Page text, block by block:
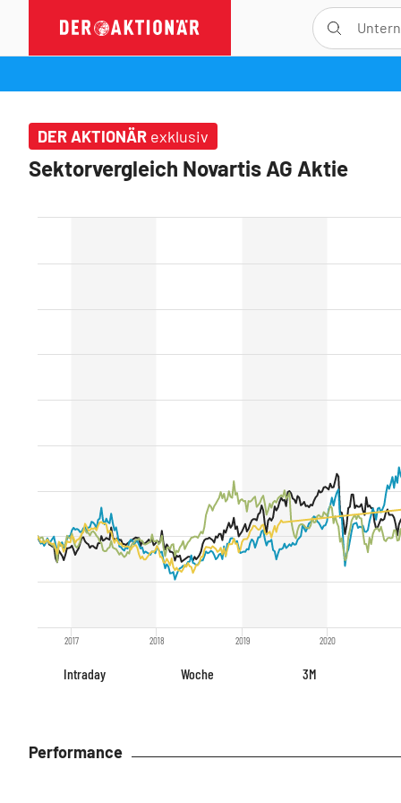
DER AKTIONÄR exklusiv
Sektorvergleich Novartis AG Aktie
2017 2018 2019 2020
Intraday Woche 3M
Performance